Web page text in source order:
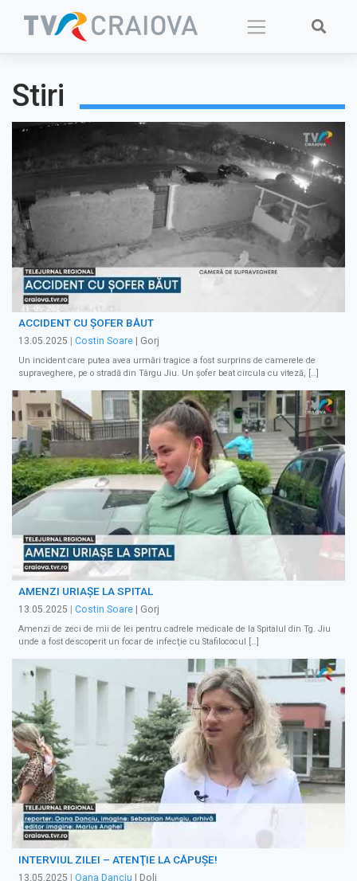
Stiri
ACCIDENT CU ȘOFER BĂUT
13.05.2025 Costin Soare | Gorj
Un incident care putea avea urmări tragice a fost surprins de camerele de
supraveghere, pe o stradă din Târgu Jiu. Un șofer beat circula cu viteză, […]
AMENZI URIAȘE LA SPITAL
13.05.2025 Costin Soare | Gorj
Amenzi de zeci de mii de lei pentru cadrele medicale de la Spitalul din Tg. Jiu
unde a fost descoperit un focar de infecţie cu Stafilococul […]
INTERVIUL ZILEI – ATENŢIE LA CĂPUŞE!
13.05.2025 Oana Danciu | Dolj